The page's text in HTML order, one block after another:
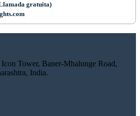
gratuita)
Tower, Baner-Mhalunge Road,
India.